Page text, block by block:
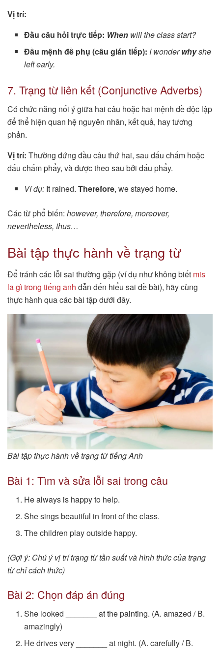
Vị trí:
Đầu câu hỏi trực tiếp: When will the class start?
Đầu mệnh đề phụ (câu gián tiếp): I wonderwhyshe
left early.
7. Trạng từ liên kết (Conjunctive Adverbs)
Có chức năng nối ý giữa hai câu hoặc hai mệnh đề độc lập
để thể hiện quan hệ nguyên nhân, kết quả, hay tương
phản.
Vị trí: Thường đứng đầu câu thứ hai, sau dấu chấm hoặc
dấu chấm phẩy, và được theo sau bởi dấu phẩy.
Ví dụ: It rained.Therefore, we stayed home.
Các từ phổ biến: however, therefore, moreover,
nevertheless, thus…
Bài tập thực hành về trạng từ
Để tránh các lỗi sai thường gặp (ví dụ như không biết mis
la gì trong tiếng anh dẫn đến hiểu sai đề bài), hãy cùng
thực hành qua các bài tập dưới đây.
Bài tập thực hành về trạng từ tiếng Anh
Bài 1: Tìm và sửa lỗi sai trong câu
He always is happy to help.
She sings beautiful in front of the class.
The children play outside happy.
(Gợi ý: Chú ý vị trí trạng từ tần suất và hình thức của trạng
từ chỉ cách thức)
Bài 2: Chọn đáp án đúng
She looked _______ at the painting. (A. amazed / B.
amazingly)
He drives very _______ at night. (A. carefully / B.